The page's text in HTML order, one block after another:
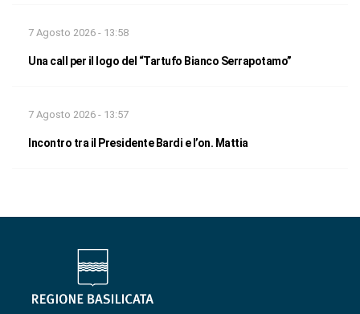
7 Agosto 2026 - 13:58
Una call per il logo del “Tartufo Bianco Serrapotamo”
7 Agosto 2026 - 13:57
Incontro tra il Presidente Bardi e l’on. Mattia